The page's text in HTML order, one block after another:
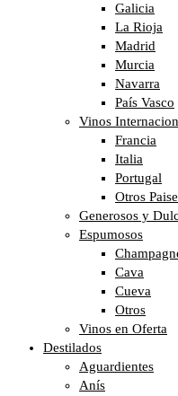
Galicia
La Rioja
Madrid
Murcia
Navarra
País Vasco
Vinos
Francia
Italia
Portugal
Otros
Generosos y
Espumosos
Cava
Cueva
Otros
Vinos en Oferta
Destilados
Aguardientes
Anís